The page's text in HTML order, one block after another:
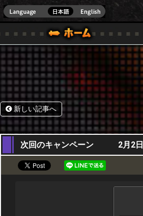
ウォーズ)公式サイト [ STEAM VER.]
新しい記事へ
20,01,2016
次回のキャンペーン 2月2日